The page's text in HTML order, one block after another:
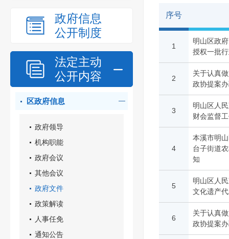
政府信息
公开制度
法定主动
公开内容
区政府信息
政府领导
机构职能
政府会议
其他会议
政府文件
政策解读
人事任免
通知公告
序号
1
明山区政
授权一批
2
关于认真
政协提案
3
明山区人
财会监督
4
本溪市明
台子街道
知
5
明山区人
文化遗产
6
关于认真
政协提案